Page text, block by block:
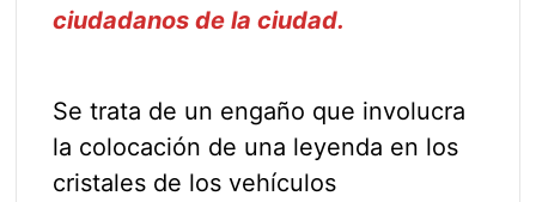
ciudadanos de la ciudad.
Se trata de un engaño que involucra
la colocación de una leyenda en los
cristales de los vehículos